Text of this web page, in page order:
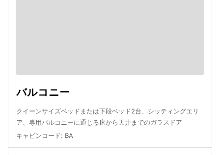
バルコニー
クイーンサイズベッドまたは下段ベッド2台、シッティングエリ
ア、専用バルコニーに通じる床から天井までのガラスドア
キャビンコード: BA